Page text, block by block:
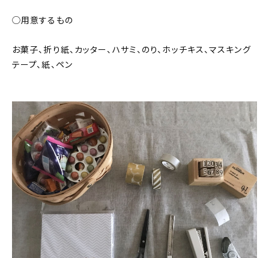
◯用意するもの
お菓子、折り紙、カッター、ハサミ、のり、ホッチキス、マスキング
テープ、紙、ペン